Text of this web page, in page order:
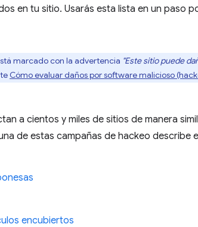
en tu sitio. Usarás esta lista en un paso
marcado con la advertencia "Este sitio puede
Cómo evaluar daños por software malicioso
a cientos y miles de sitios de manera
de estas campañas de hackeo describe
encubiertos